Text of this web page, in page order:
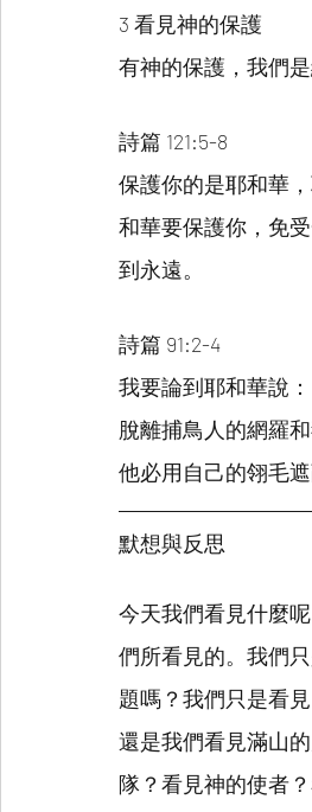
3 看見神的保護
有神的保護，我們
詩篇 121:5-8
保護你的是耶和華
和華要保護你，免
到永遠。
詩篇 91:2-4
我要論到耶和華說
脫離捕鳥人的網羅和
他必用自己的翎毛
默想與反思
今天我們看見什麼
們所看見的。我們
題嗎？我們只是看
還是我們看見滿山
隊？看見神的使者